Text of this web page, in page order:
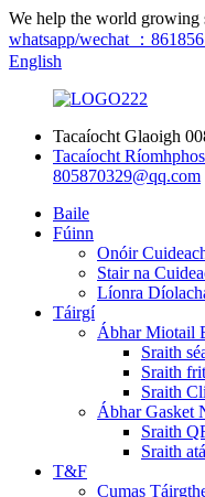
We help the world growing
whatsapp/wechat ：
English
Tacaíocht Glaoigh
Tacaíocht
805870329@qq.com
Baile
Fúinn
Onóir
Stair na
Líonra
Táirgí
Ábhar Miotail
Sraith
Sraith
Sraith
Ábhar Gasket
Sraith
Sraith
T&F
Cumas